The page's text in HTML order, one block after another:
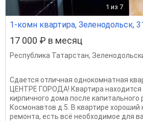
1 из 7
1-комн квартира, Зеленодольск,
17 000 ₽ в месяц
Республика Татарстан,
Сдается отличная однокомнатная
ЦЕНТРЕ ГОРОДА! Квартира
кирпичного дома после капитального
Космонавтов д.5. В квартире хороший
ремонта, есть всё необходимое для